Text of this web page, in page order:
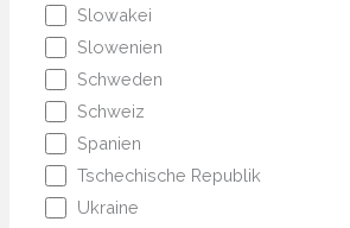
Slowakei
Slowenien
Schweden
Schweiz
Spanien
Tschechische Republik
Ukraine